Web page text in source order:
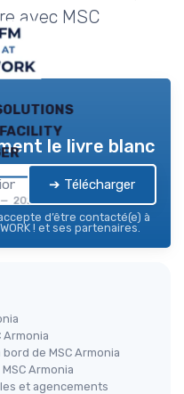
avec MSC
facility
2026
le livre blanc
➔ Télécharger
d’être contacté(e) à
! et ses partenaires.
Armonia
de MSC Armonia
Armonia
et agencements